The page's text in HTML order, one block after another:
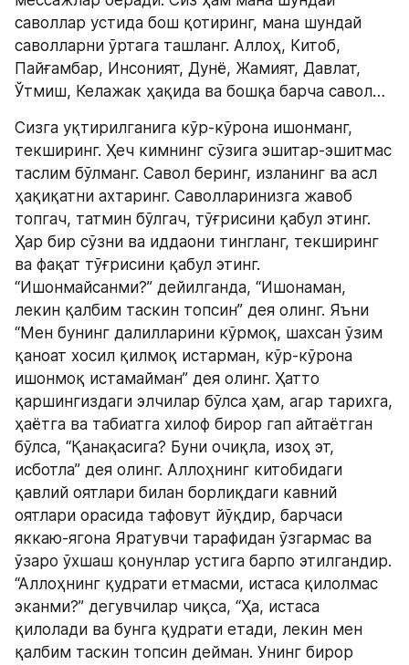
саволлар устида бош қотиринг, мана шундай
саволларни ўртага ташланг. Аллоҳ, Китоб,
Пайғамбар, Инсоният, Дунё, Жамият, Давлат,
Ўтмиш, Келажак ҳақида ва бошқа барча савол…
Сизга уқтирилганига кўр-кўрона ишонманг,
текширинг. Ҳеч кимнинг сўзига эшитар-эшитмас
таслим бўлманг. Савол беринг, изланинг ва асл
ҳақиқатни ахтаринг. Саволларинизга жавоб
топгач, татмин бўлгач, тўғрисини қабул этинг.
Ҳар бир сўзни ва иддаони тингланг, текширинг
ва фақат тўғрисини қабул этинг.
“Ишонмайсанми?” дейилганда, “Ишонаман,
лекин қалбим таскин топсин” дея олинг. Яъни
“Мен бунинг далилларини кўрмоқ, шахсан ўзим
қаноат хосил қилмоқ истарман, кўр-кўрона
ишонмоқ истамайман” дея олинг. Ҳатто
қаршингиздаги элчилар бўлса ҳам, агар тарихга,
ҳаётга ва табиатга хилоф бирор гап айтаётган
бўлса, “Қанақасига? Буни очиқла, изоҳ эт,
исботла” дея олинг. Аллоҳнинг китобидаги
қавлий оятлари билан борлиқдаги кавний
оятлари орасида тафовут йўқдир, барчаси
яккаю-ягона Яратувчи тарафидан ўзгармас ва
ўзаро ўхшаш қонунлар устига барпо этилгандир.
“Аллоҳнинг қудрати етмасми, истаса қилолмас
эканми?” дегувчилар чиқса, “Ҳа, истаса
қилолади ва бунга қудрати етади, лекин мен
қалбим таскин топсин дейман. Унинг бирор